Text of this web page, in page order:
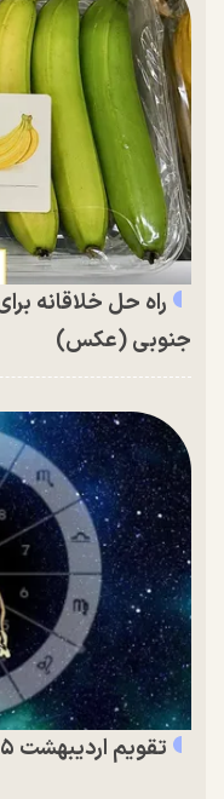
راه حل خلاقانه
جنوبی (عکس)
تقویم اردیبهشت ۱۴۰۵ و روز‌های تعطیل این ماه